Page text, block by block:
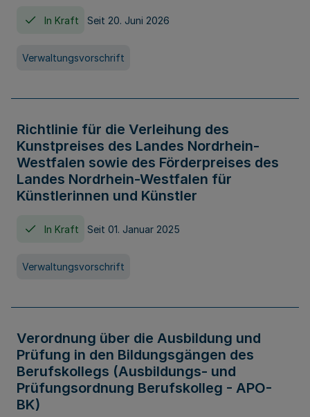
In Kraft Seit 20. Juni 2026
Verwaltungsvorschrift
Richtlinie für die Verleihung des
Kunstpreises des Landes Nordrhein-
Westfalen sowie des Förderpreises des
Landes Nordrhein-Westfalen für
Künstlerinnen und Künstler
In Kraft Seit 01. Januar 2025
Verwaltungsvorschrift
Verordnung über die Ausbildung und
Prüfung in den Bildungsgängen des
Berufskollegs (Ausbildungs- und
Prüfungsordnung Berufskolleg - APO-
BK)